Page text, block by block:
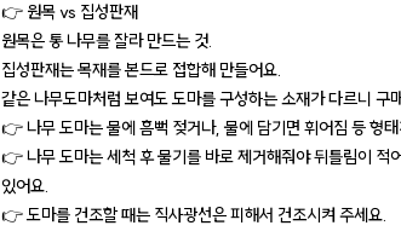
👉 원목 vs 집성판재
원목은 통 나무를 잘라 만드는 것.
집성판재는 목재를 본드로 접합해 만들어요.
같은 나무도마처럼 보여도 도마를 구성하는 소재가 다르니 구
👉 나무 도마는 물에 흠뻑 젖거나, 물에 담기면 휘어짐 등 형
👉 나무 도마는 세척 후 물기를 바로 제거해줘야 뒤틀림이 적
있어요.
👉 도마를 건조할 때는 직사광선은 피해서 건조시켜 주세요.